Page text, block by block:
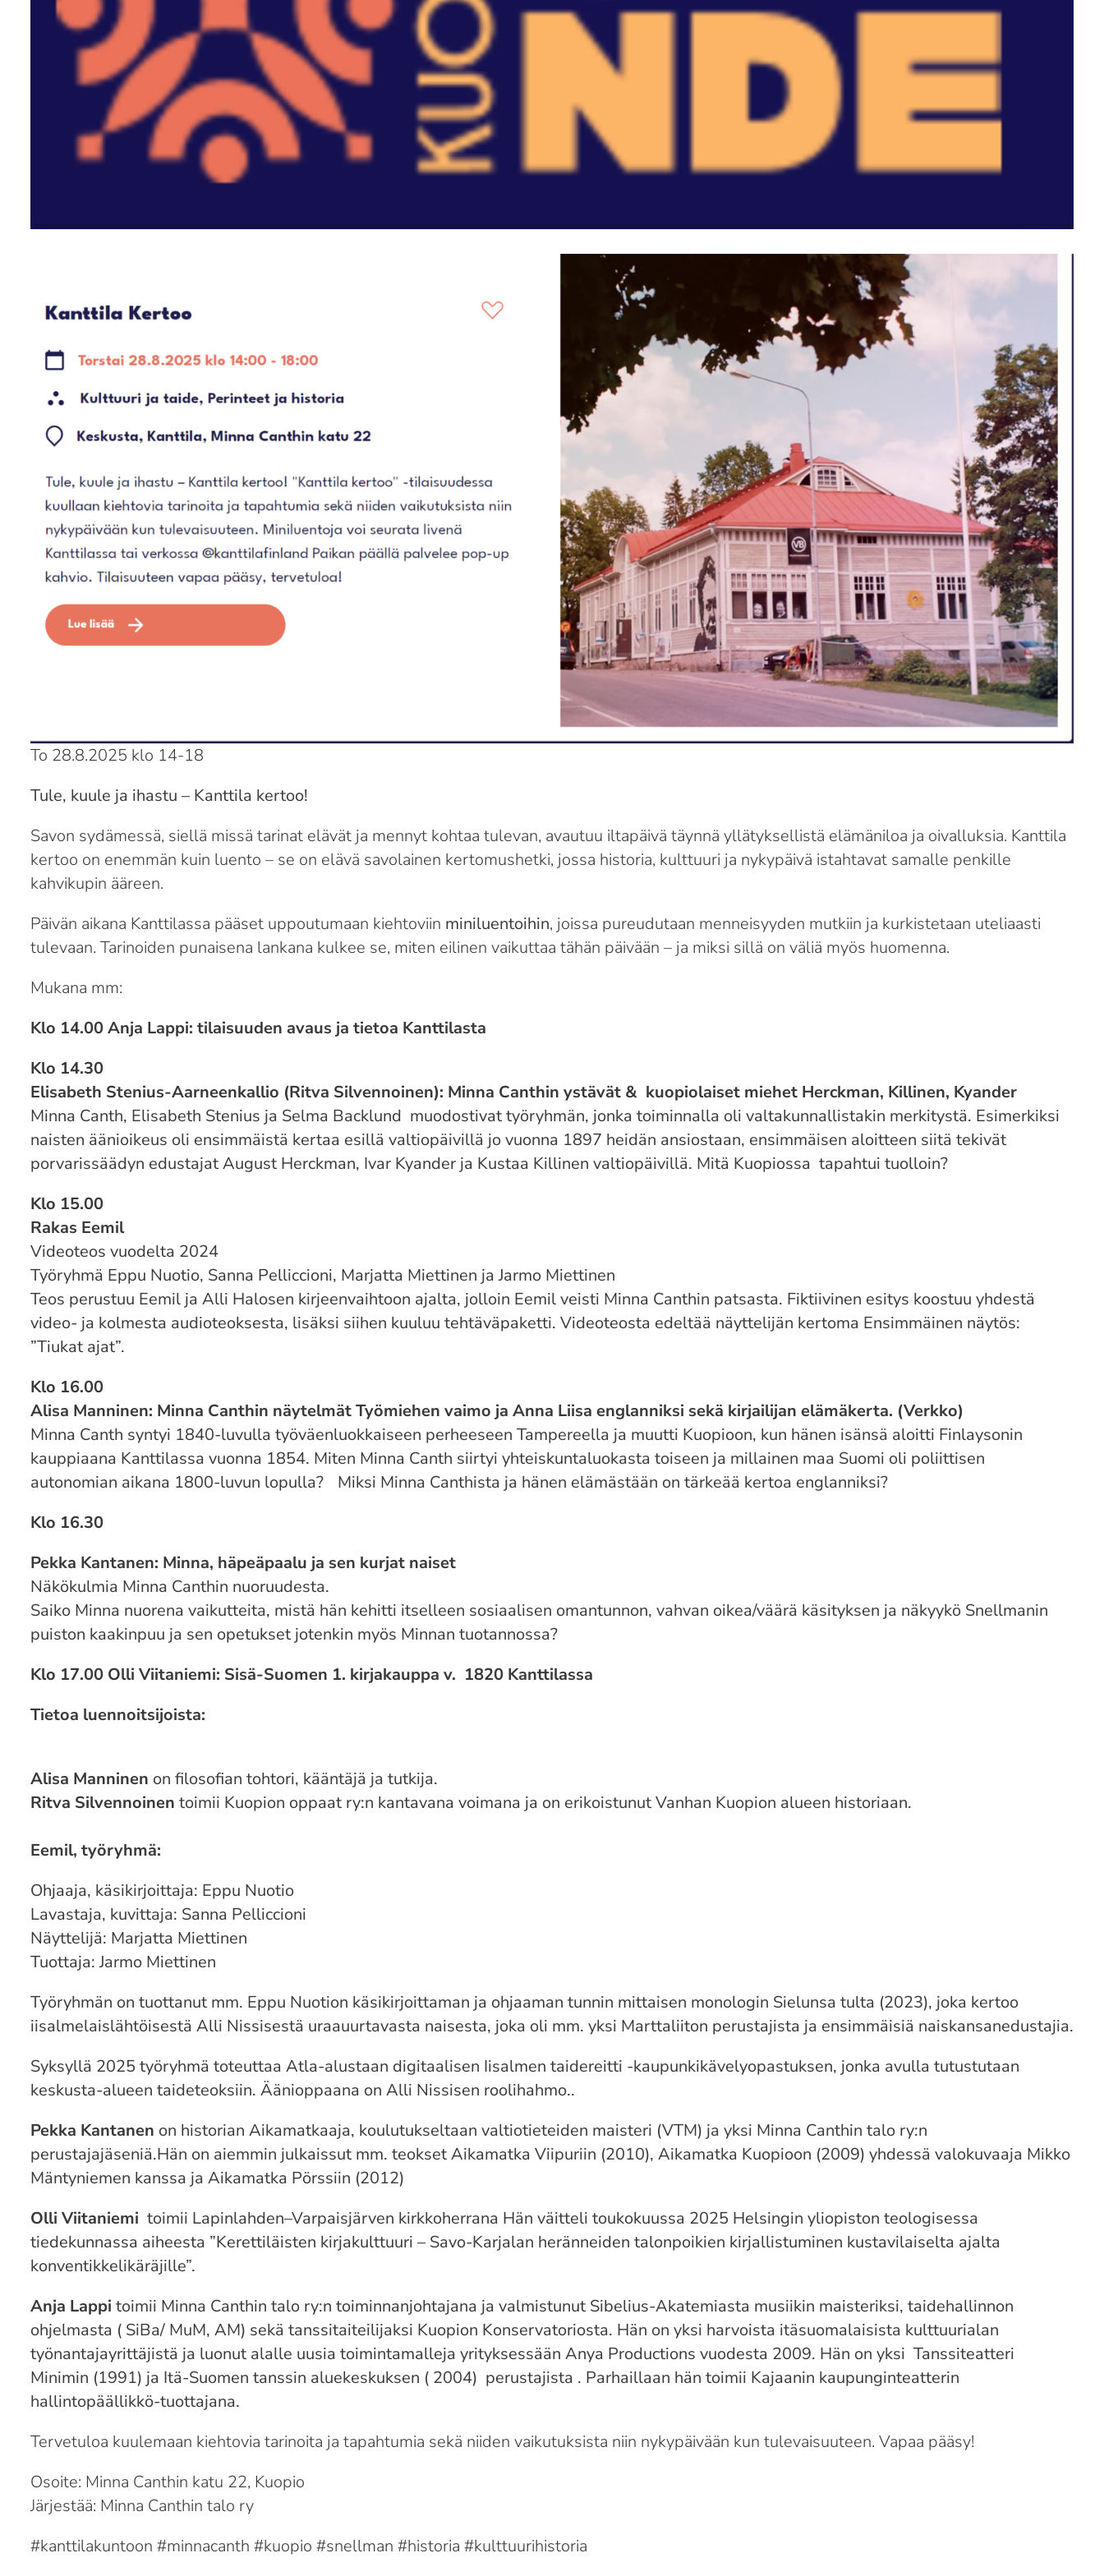
To 28.8.2025 klo 14-18
Tule, kuule ja ihastu – Kanttila kertoo!
Savon sydämessä, siellä missä tarinat elävät ja mennyt kohtaa tulevan, avautuu iltapäivä täynnä yllätyksellistä elämäniloa ja oivalluksia. Kanttila
kertoo on enemmän kuin luento – se on elävä savolainen kertomushetki, jossa historia, kulttuuri ja nykypäivä istahtavat samalle penkille
kahvikupin ääreen.
Päivän aikana Kanttilassa pääset uppoutumaan kiehtoviin miniluentoihin, joissa pureudutaan menneisyyden mutkiin ja kurkistetaan uteliaasti
tulevaan. Tarinoiden punaisena lankana kulkee se, miten eilinen vaikuttaa tähän päivään – ja miksi sillä on väliä myös huomenna.
Mukana mm:
Klo 14.00 Anja Lappi: tilaisuuden avaus ja tietoa Kanttilasta
Klo 14.30
Elisabeth Stenius-Aarneenkallio (Ritva Silvennoinen): Minna Canthin ystävät & kuopiolaiset miehet Herckman, Killinen, Kyander
Minna Canth, Elisabeth Stenius ja Selma Backlund muodostivat työryhmän, jonka toiminnalla oli valtakunnallistakin merkitystä. Esimerkiksi
naisten äänioikeus oli ensimmäistä kertaa esillä valtiopäivillä jo vuonna 1897 heidän ansiostaan, ensimmäisen aloitteen siitä tekivät
porvarissäädyn edustajat August Herckman, Ivar Kyander ja Kustaa Killinen valtiopäivillä. Mitä Kuopiossa tapahtui tuolloin?
Klo 15.00
Rakas Eemil
Videoteos vuodelta 2024
Työryhmä Eppu Nuotio, Sanna Pelliccioni, Marjatta Miettinen ja Jarmo Miettinen
Teos perustuu Eemil ja Alli Halosen kirjeenvaihtoon ajalta, jolloin Eemil veisti Minna Canthin patsasta. Fiktiivinen esitys koostuu yhdestä
video- ja kolmesta audioteoksesta, lisäksi siihen kuuluu tehtäväpaketti. Videoteosta edeltää näyttelijän kertoma Ensimmäinen näytös:
”Tiukat ajat”.
Klo 16.00
Alisa Manninen: Minna Canthin näytelmät Työmiehen vaimo ja Anna Liisa englanniksi sekä kirjailijan elämäkerta. (Verkko)
Minna Canth syntyi 1840-luvulla työväenluokkaiseen perheeseen Tampereella ja muutti Kuopioon, kun hänen isänsä aloitti Finlaysonin
kauppiaana Kanttilassa vuonna 1854. Miten Minna Canth siirtyi yhteiskuntaluokasta toiseen ja millainen maa Suomi oli poliittisen
autonomian aikana 1800-luvun lopulla? Miksi Minna Canthista ja hänen elämästään on tärkeää kertoa englanniksi?
Klo 16.30
Pekka Kantanen: Minna, häpeäpaalu ja sen kurjat naiset
Näkökulmia Minna Canthin nuoruudesta.
Saiko Minna nuorena vaikutteita, mistä hän kehitti itselleen sosiaalisen omantunnon, vahvan oikea/väärä käsityksen ja näkyykö Snellmanin
puiston kaakinpuu ja sen opetukset jotenkin myös Minnan tuotannossa?
Klo 17.00 Olli Viitaniemi: Sisä-Suomen 1. kirjakauppa v. 1820 Kanttilassa
Tietoa luennoitsijoista:
Alisa Manninen on filosofian tohtori, kääntäjä ja tutkija.
Ritva Silvennoinen toimii Kuopion oppaat ry:n kantavana voimana ja on erikoistunut Vanhan Kuopion alueen historiaan.
Eemil, työryhmä:
Ohjaaja, käsikirjoittaja: Eppu Nuotio
Lavastaja, kuvittaja: Sanna Pelliccioni
Näyttelijä: Marjatta Miettinen
Tuottaja: Jarmo Miettinen
Työryhmän on tuottanut mm. Eppu Nuotion käsikirjoittaman ja ohjaaman tunnin mittaisen monologin Sielunsa tulta (2023), joka kertoo
iisalmelaislähtöisestä Alli Nissisestä uraauurtavasta naisesta, joka oli mm. yksi Marttaliiton perustajista ja ensimmäisiä naiskansanedustajia.
Syksyllä 2025 työryhmä toteuttaa Atla-alustaan digitaalisen Iisalmen taidereitti -kaupunkikävelyopastuksen, jonka avulla tutustutaan
keskusta-alueen taideteoksiin. Äänioppaana on Alli Nissisen roolihahmo..
Pekka Kantanen on historian Aikamatkaaja, koulutukseltaan valtiotieteiden maisteri (VTM) ja yksi Minna Canthin talo ry:n
perustajajäseniä.Hän on aiemmin julkaissut mm. teokset Aikamatka Viipuriin (2010), Aikamatka Kuopioon (2009) yhdessä valokuvaaja Mikko
Mäntyniemen kanssa ja Aikamatka Pörssiin (2012)
Olli Viitaniemi toimii Lapinlahden–Varpaisjärven kirkkoherrana Hän väitteli toukokuussa 2025 Helsingin yliopiston teologisessa
tiedekunnassa aiheesta ”Kerettiläisten kirjakulttuuri – Savo-Karjalan heränneiden talonpoikien kirjallistuminen kustavilaiselta ajalta
konventikkelikäräjille”.
Anja Lappi toimii Minna Canthin talo ry:n toiminnanjohtajana ja valmistunut Sibelius-Akatemiasta musiikin maisteriksi, taidehallinnon
ohjelmasta ( SiBa/ MuM, AM) sekä tanssitaiteilijaksi Kuopion Konservatoriosta. Hän on yksi harvoista itäsuomalaisista kulttuurialan
työnantajayrittäjistä ja luonut alalle uusia toimintamalleja yrityksessään Anya Productions vuodesta 2009. Hän on yksi Tanssiteatteri
Minimin (1991) ja Itä-Suomen tanssin aluekeskuksen ( 2004) perustajista . Parhaillaan hän toimii Kajaanin kaupunginteatterin
hallintopäällikkö-tuottajana.
Tervetuloa kuulemaan kiehtovia tarinoita ja tapahtumia sekä niiden vaikutuksista niin nykypäivään kun tulevaisuuteen. Vapaa pääsy!
Osoite: Minna Canthin katu 22, Kuopio
Järjestää: Minna Canthin talo ry
#kanttilakuntoon #minnacanth #kuopio #snellman #historia #kulttuurihistoria